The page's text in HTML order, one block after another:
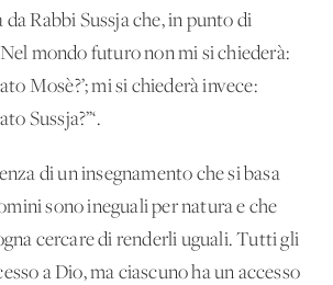
Rabbi Sussja che, in punto di
mondo futuro non mi si chiederà:
Mosè?’; mi si chiederà invece:
Sussja?”‘.
di un insegnamento che si basa
sono ineguali per natura e che
cercare di renderli uguali. Tutti gli
a Dio, ma ciascuno ha un accesso